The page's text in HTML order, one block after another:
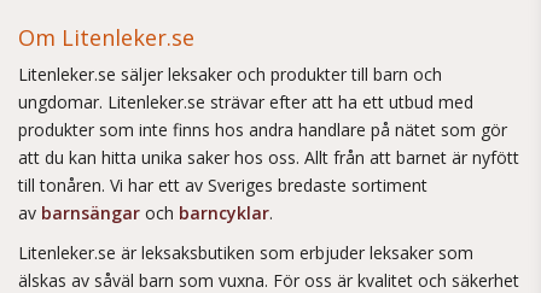
Om Litenleker.se
Litenleker.se säljer leksaker och produkter till barn och
ungdomar. Litenleker.se strävar efter att ha ett utbud med
produkter som inte finns hos andra handlare på nätet som gör
att du kan hitta unika saker hos oss. Allt från att barnet är nyfött
till tonåren. Vi har ett av Sveriges bredaste sortiment
av barnsängar och barncyklar.
Litenleker.se är leksaksbutiken som erbjuder leksaker som
älskas av såväl barn som vuxna. För oss är kvalitet och säkerhet